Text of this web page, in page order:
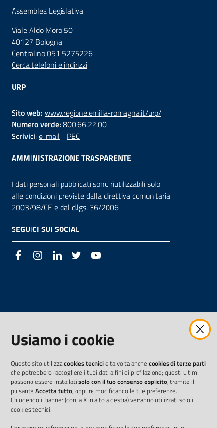
Assemblea Legislativa
Viale Aldo Moro 50
40127 Bologna
Centralino 051 5275226
Cerca telefoni e indirizzi
URP
Sito web: www.regione.emilia-romagna.it/urp/
Numero verde: 800.66.22.00
Scrivici:e-mail - PEC
AMMINISTRAZIONE TRASPARENTE
I dati personali pubblicati sono riutilizzabili solo
alle condizioni previste dalla direttiva comunitaria
2003/98/CE e dal d.lgs. 36/2006
SEGUICI SUI SOCIAL
FacebookInstagramLinkedIn Twitter
Usiamo i cookie
Questo sito utilizzacookies tecnicie talvolta anche cookies di terze parti
che potrebbero raccogliere i tuoi dati a fini di profilazione; questi ultimi
possono essere installati solo con il tuo consenso esplicito, tramite il
pulsante Accetta tutto, oppure modificando le tue preferenze.
Chiudendo il banner (con la X in alto a destra) verranno utilizzati solo i
cookies tecnici.